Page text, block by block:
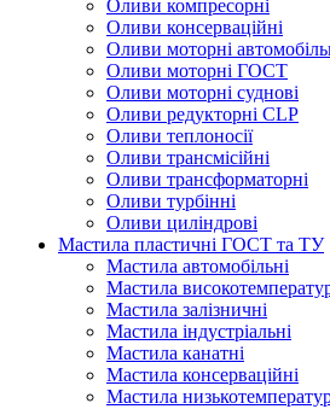
Оливи компресорні
Оливи консерваційні
Оливи моторні
Оливи моторні ГОСТ
Оливи моторні суднові
Оливи редукторні CLP
Оливи теплоносії
Оливи трансмісійні
Оливи трансформаторні
Оливи турбінні
Оливи циліндрові
Мастила пластичні ГОСТ та ТУ
Мастила автомобільні
Мастила
Мастила залізничні
Мастила індустріальні
Мастила канатні
Мастила консерваційні
Мастила